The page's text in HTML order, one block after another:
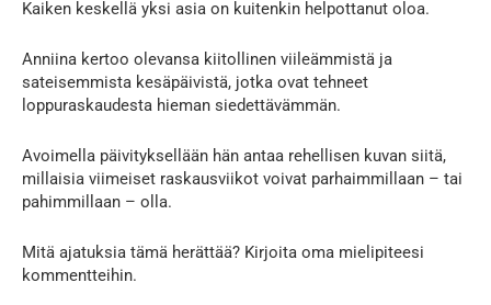
Kaiken keskellä yksi asia on kuitenkin helpottanut oloa.
Anniina kertoo olevansa kiitollinen viileämmistä ja
sateisemmista kesäpäivistä, jotka ovat tehneet
loppuraskaudesta hieman siedettävämmän.
Avoimella päivityksellään hän antaa rehellisen kuvan siitä,
millaisia viimeiset raskausviikot voivat parhaimmillaan – tai
pahimmillaan – olla.
Mitä ajatuksia tämä herättää? Kirjoita oma mielipiteesi
kommentteihin.